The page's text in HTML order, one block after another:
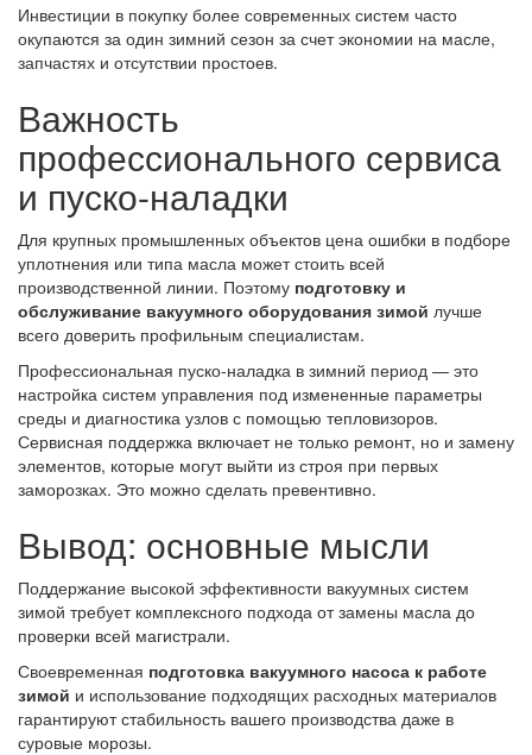
Инвестиции в покупку более современных систем часто
окупаются за один зимний сезон за счет экономии на масле,
запчастях и отсутствии простоев.
Важность
профессионального сервиса
и пуско-наладки
Для крупных промышленных объектов цена ошибки в подборе
уплотнения или типа масла может стоить всей
производственной линии. Поэтому подготовку и
обслуживание вакуумного оборудования зимой лучше
всего доверить профильным специалистам.
Профессиональная пуско-наладка в зимний период — это
настройка систем управления под измененные параметры
среды и диагностика узлов с помощью тепловизоров.
Сервисная поддержка включает не только ремонт, но и замену
элементов, которые могут выйти из строя при первых
заморозках. Это можно сделать превентивно.
Вывод: основные мысли
Поддержание высокой эффективности вакуумных систем
зимой требует комплексного подхода от замены масла до
проверки всей магистрали.
Своевременная подготовка вакуумного насоса к работе
зимой и использование подходящих расходных материалов
гарантируют стабильность вашего производства даже в
суровые морозы.